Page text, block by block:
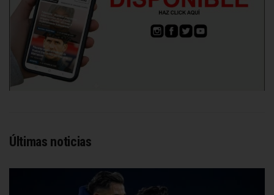
Últimas noticias